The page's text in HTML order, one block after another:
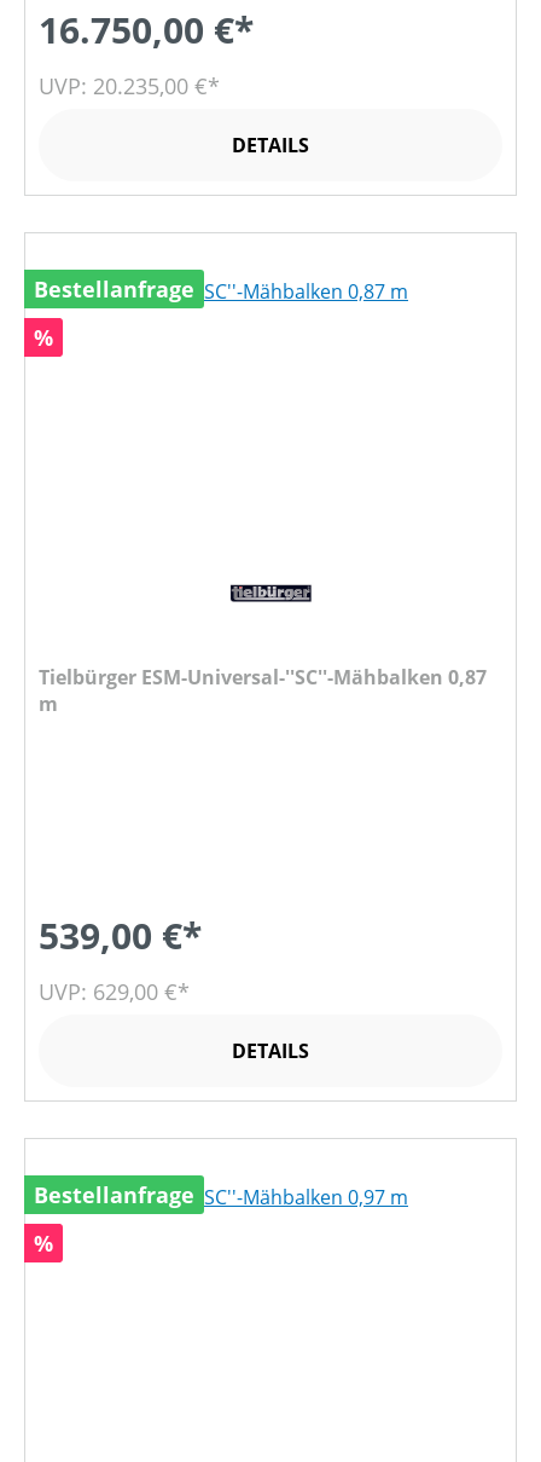
16.750,00 €*
UVP: 20.235,00 €*
DETAILS
Bestellanfrage
Rabatt
%
Tielbürger ESM-Universal-''SC''-Mähbalken 0,87
m
539,00 €*
UVP: 629,00 €*
DETAILS
Bestellanfrage
Rabatt
%